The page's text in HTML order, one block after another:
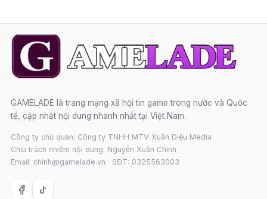
GAMELADE là trang mạng xã hội tin game trong nước và Quốc
tế, cập nhật nội dung nhanh nhất tại Việt Nam.
Công ty chủ quản: Công ty TNHH MTV Xuân Diệu Media
Chịu trách nhiệm nội dung: Nguyễn Xuân Chính
Email: chinh@gamelade.vn · SĐT: 0325563003